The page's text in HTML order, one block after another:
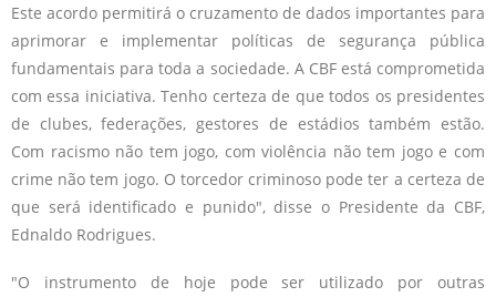
Este acordo permitirá o cruzamento de dados importantes para
aprimorar e implementar políticas de segurança pública
fundamentais para toda a sociedade. A CBF está comprometida
com essa iniciativa. Tenho certeza de que todos os presidentes
de clubes, federações, gestores de estádios também estão.
Com racismo não tem jogo, com violência não tem jogo e com
crime não tem jogo. O torcedor criminoso pode ter a certeza de
que será identificado e punido", disse o Presidente da CBF,
Ednaldo Rodrigues.
"O instrumento de hoje pode ser utilizado por outras